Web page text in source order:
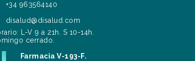
+34 963564140
disalud@disalud.com
L-V 9 a 21h. S 10-14h.
cerrado.
Farmacia V-193-F.